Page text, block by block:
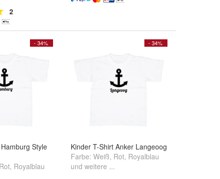
2
- 34%
Style
Rot, Royalblau
- 34%
Kinder T-Shirt Anker Langeoog
Farbe: Weiß, Rot, Royalblau
und weitere ...